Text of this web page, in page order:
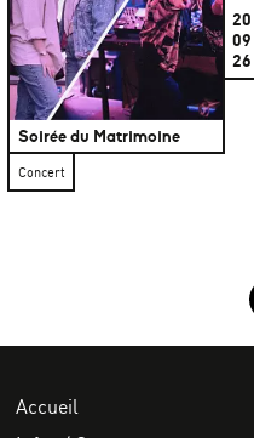
Soirée du Matrimoine
20
09
26
Concert
Accueil